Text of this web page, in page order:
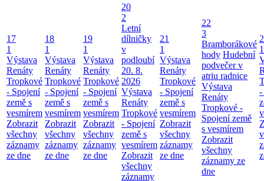
17
1
Výstava
Renáty
Tropkové
- Spojení
země s
vesmírem
Zobrazit
všechny
záznamy
ze dne
18
1
Výstava
Renáty
Tropkové
- Spojení
země s
vesmírem
Zobrazit
všechny
záznamy
ze dne
19
1
Výstava
Renáty
Tropkové
- Spojení
země s
vesmírem
Zobrazit
všechny
záznamy
ze dne
20
2
Letní
dílničky
v
podloubí
20. 8.
2026
Výstava
Renáty
Tropkové
- Spojení
země s
vesmírem
Zobrazit
všechny
záznamy
21
1
Výstava
Renáty
Tropkové
- Spojení
země s
vesmírem
Zobrazit
všechny
záznamy
ze dne
22
3
Bramborákové
hody Hudební
podvečer v
atriu radnice
Výstava
Renáty
Tropkové -
Spojení země
s vesmírem
Zobrazit
všechny
záznamy ze
dne
1
-